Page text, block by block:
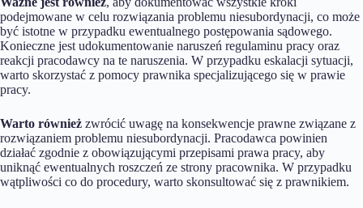
podejmowane w celu rozwiązania problemu niesubordynacji, co może
być istotne w przypadku ewentualnego postępowania sądowego.
Konieczne jest udokumentowanie naruszeń regulaminu pracy oraz
reakcji pracodawcy na te naruszenia. W przypadku eskalacji sytuacji,
warto skorzystać z pomocy prawnika specjalizującego się w prawie
pracy.
Warto również zwrócić uwagę na konsekwencje prawne związane z
rozwiązaniem problemu niesubordynacji. Pracodawca powinien
działać zgodnie z obowiązującymi przepisami prawa pracy, aby
uniknąć ewentualnych roszczeń ze strony pracownika. W przypadku
wątpliwości co do procedury, warto skonsultować się z prawnikiem.